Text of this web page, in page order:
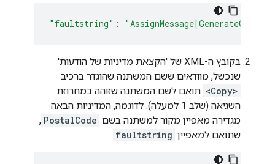
"faultstring" :
בקובץ ה-XML של 'הקצאת מדיניות של הודעות'
שנכשל, מוודאים ששם המשתנה שהוגדר ברכיב
<Copy> תואם לשם המשתנה שזוהה במחרוזת
השגיאה (שלב 1 למעלה). לדוגמה, המדיניות הבאה
מגדירה מאפיין מקור למשתנה בשם PostalCode
,
שתואם למאפיין faultstring
: